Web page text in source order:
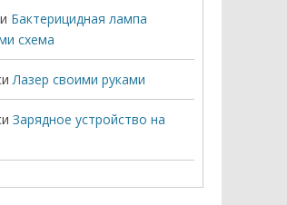
Бактерицидная лампа
схема
Лазер своими руками
Зарядное устройство на